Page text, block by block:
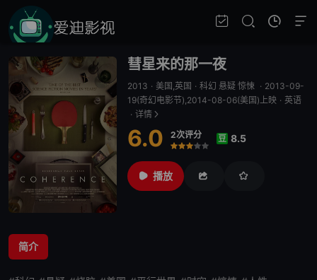
彗星来的那一夜
2013 · 美国,英国 · 科幻 悬疑 惊悚 · 2013-09-
19(奇幻电影节),2014-08-06(美国)上映 · 英语
· 详情
6.0 2次评分
很差
较差
还行推荐力荐
豆 8.5
播放
简介